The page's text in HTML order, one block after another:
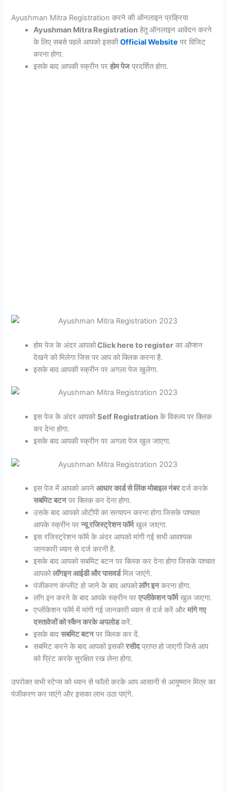
Ayushman Mitra Registration करने की ऑनलाइन प्रक्रिया
Ayushman Mitra Registration हेतु ऑनलाइन आवेदन करने
के लिए सबसे पहले आपको इसकीOfficial Website पर विजिट
करना होगा.
इसके बाद आपकी स्क्रीन परहोम पेजप्रदर्शित होगा.
होम पेज के अंदर आपकोClick here to register का ऑप्शन
देखने को मिलेगा जिस पर आप को क्लिक करना है.
इसके बाद आपकी स्क्रीन पर अगला पेज खुलेगा.
इस पेज के अंदर आपकोSelf Registration के विकल्प पर क्लिक
कर देना होगा.
इसके बाद आपकी स्क्रीन पर अगला पेज खुल जाएगा.
इस पेज में आपको अपनेआधार कार्ड से लिंक मोबाइल नंबरदर्ज करके
सबमिट बटनपर क्लिक कर देना होगा.
उसके बाद आपको ओटीपी का सत्यापन करना होगा जिसके पश्चात
आपके स्क्रीन परन्यू रजिस्ट्रेशन फॉर्मखुल जाएगा.
इस रजिस्ट्रेशन फॉर्म के अंदर आपको मांगी गई सभी आवश्यक
जानकारी ध्यान से दर्ज करनी है.
इसके बाद आपको सबमिट बटन पर क्लिक कर देना होगा जिसके पश्चात
आपकोलॉगइन आईडी और पासवर्डमिल जाएंगे.
पंजीकरण कंप्लीट हो जाने के बाद आपकोलॉग इनकरना होगा.
लॉग इन करने के बाद आपके स्क्रीन परएप्लीकेशन फॉर्मखुल जाएगा.
एप्लीकेशन फॉर्म में मांगी गई जानकारी ध्यान से दर्ज करें औरमांगे गए
दस्तावेजों को स्कैन करके अपलोडकरें.
इसके बादसबमिट बटनपर क्लिक कर दें.
सबमिट करने के बाद आपको इसकीरसीदप्राप्त हो जाएगी जिसे आप
को प्रिंट करके सुरक्षित रख लेना होगा.
उपरोक्त सभी स्टेप्स को ध्यान से फॉलो करके आप आसानी से आयुष्मान मित्र का
पंजीकरण कर पाएंगे और इसका लाभ उठा पाएंगे.